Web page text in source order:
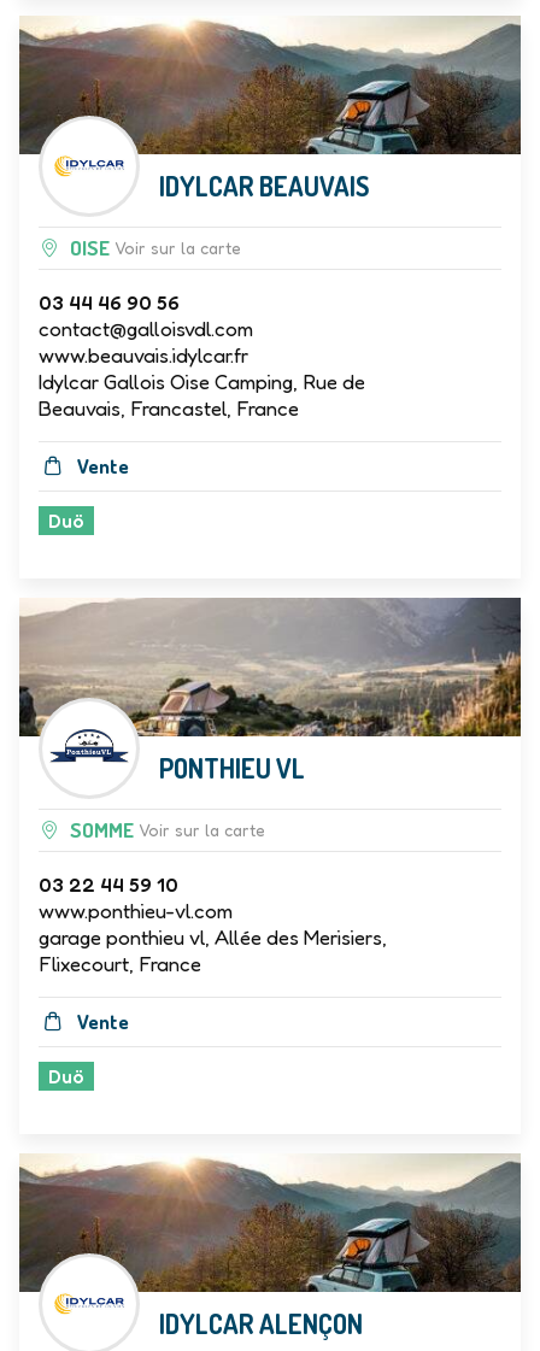
IDYLCAR BEAUVAIS
OISE Voir sur la carte
03 44 46 90 56
contact@galloisvdl.com
www.beauvais.idylcar.fr
Idylcar Gallois Oise Camping, Rue de
Beauvais, Francastel, France
Vente
Duö
PONTHIEU VL
SOMME Voir sur la carte
03 22 44 59 10
www.ponthieu-vl.com
garage ponthieu vl, Allée des Merisiers,
Flixecourt, France
Vente
Duö
IDYLCAR ALENÇON